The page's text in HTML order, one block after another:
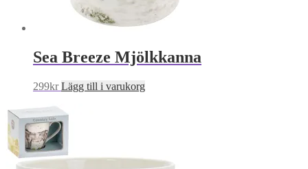
Sea Breeze Mjölkkanna
299kr Lägg till i varukorg